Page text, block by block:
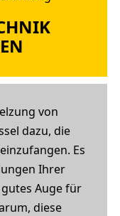
von
dazu, die
Es
Ihrer
Auge für
diese